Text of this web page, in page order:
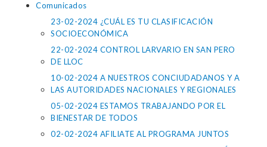
Comunicados
23-02-2024 ¿CUÁL ES TU CLASIFICACIÓN
SOCIOECONÓMICA
22-02-2024 CONTROL LARVARIO EN SAN PERO
DE LLOC
10-02-2024 A NUESTROS CONCIUDADANOS Y A
LAS AUTORIDADES NACIONALES Y REGIONALES
05-02-2024 ESTAMOS TRABAJANDO POR EL
BIENESTAR DE TODOS
02-02-2024 AFILIATE AL PROGRAMA JUNTOS